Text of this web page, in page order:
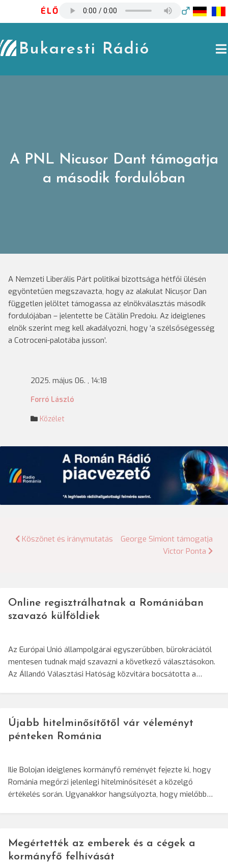
ÉLŐ
Bukaresti Rádió
A PNL Nicusor Dant támogatja
a második fordulóban
A Nemzeti Liberális Párt politikai bizottsága hétfői ülésén
egyöntetűen megszavazta, hogy az alakulat Nicușor Dan
független jelöltet támogassa az elnökválasztás második
fordulójában – jelentette be Cătălin Predoiu. Az ideiglenes
elnök szerint meg kell akadályozni, hogy ‘a szélsőségesség
a Cotroceni-palotába jusson’.
2025. május 06. , 14:18
Forró László
Közélet
Bejegyzés
Köszönet és iránymutatás
George Simiont támogatja
Victor Ponta
Online regisztrálhatnak a Romániában
szavazó külföldiek
Az Európai Unió állampolgárai egyszerűbben, bürokráciától
mentesen tudnak majd szavazni a következő választásokon.
Az Állandó Választási Hatóság közvitára bocsátotta a…
Újabb hitelminősítőtől vár véleményt
pénteken Románia
Ilie Bolojan ideiglenes kormányfő reményét fejezte ki, hogy
Románia megőrzi jelenlegi hitelminősítését a közelgő
értékelés során. Ugyanakkor hangsúlyozta, hogy mielőbb…
Megértették az emberek és a cégek a
kormányfő felhívását